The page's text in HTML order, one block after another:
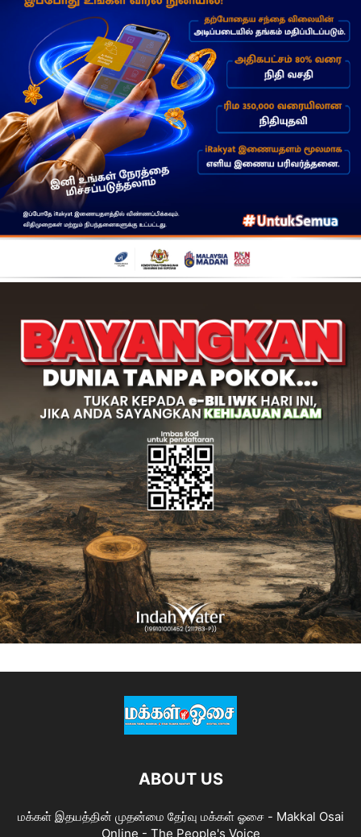
ABOUT US
மக்கள் இதயத்தின் முதன்மை தேர்வு மக்கள் ஓசை - Makkal Osai
Online - The People's Voice